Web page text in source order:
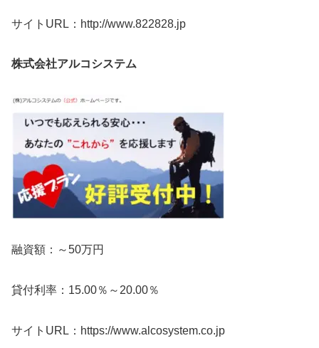
サイトURL：http://www.822828.jp
株式会社アルコシステム
融資額：～50万円
貸付利率：15.00％～20.00％
サイトURL：https://www.alcosystem.co.jp